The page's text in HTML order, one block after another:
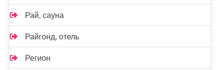
Рай, сауна
Райгонд, отель
Регион